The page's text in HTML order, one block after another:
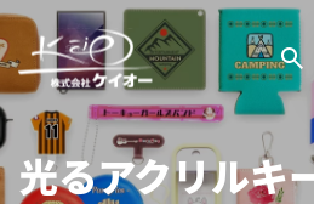
光るアクリルキ